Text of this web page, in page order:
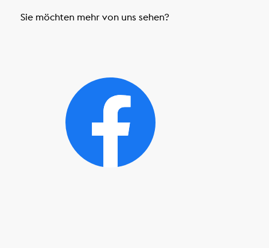
Sie möchten mehr von uns sehen?